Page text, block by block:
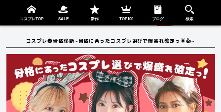
コスプレTOP SALE 新作 TOP100 ブログ 検索
コスプレ🎃骨格診断~骨格に合ったコスプレ選びで爆盛れ確定っ🌟👍~
SHOP